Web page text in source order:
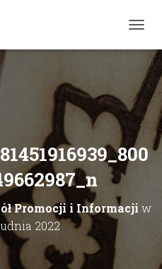
R
Ł
Ą
C
Z
N
A
A
Promocji i Informacji w
2022